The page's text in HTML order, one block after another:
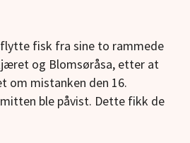
fisk fra sine to rammede
og Blomsøråsa, etter at
om mistanken den 16.
ble påvist. Dette fikk de